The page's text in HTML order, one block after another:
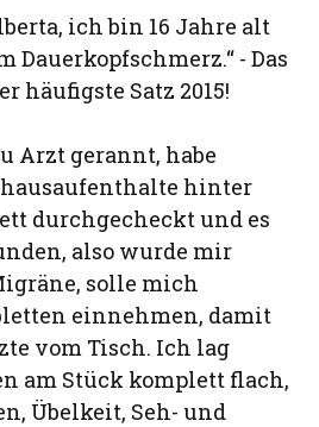
ich bin 16 Jahre alt
Dauerkopfschmerz.“ - Das
häufigste Satz 2015!
Arzt gerannt, habe
hinter
durchgecheckt und es
also wurde mir
solle mich
einnehmen, damit
vom Tisch. Ich lag
am Stück komplett flach,
Übelkeit, Seh- und